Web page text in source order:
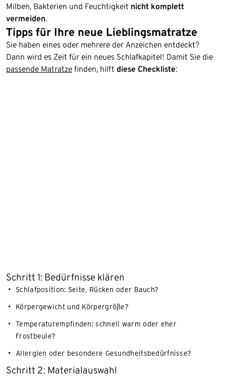
Milben, Bakterien und Feuchtigkeit nicht komplett
vermeiden.
Tipps für Ihre neue Lieblingsmatratze
Sie haben eines oder mehrere der Anzeichen entdeckt?
Dann wird es Zeit für ein neues Schlafkapitel! Damit Sie die
passende Matratze finden, hilft diese Checkliste:
Schritt 1: Bedürfnisse klären
Schlafposition: Seite, Rücken oder Bauch?
Körpergewicht und Körpergröße?
Temperaturempfinden: schnell warm oder eher
Frostbeule?
Allergien oder besondere Gesundheitsbedürfnisse?
Schritt 2: Materialauswahl